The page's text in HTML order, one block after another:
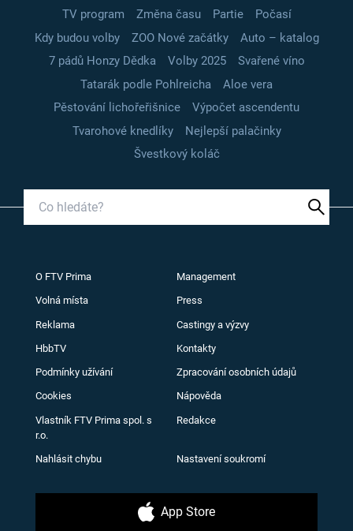
TV program
Změna času Partie
Počasí
Kdy budou volby
ZOO Nové začátky
Auto – katalog
7 pádů Honzy Dědka
Volby 2025
Svařené víno
Tatarák podle Pohlreicha
Aloe vera
Pěstování lichořeřišnice
Výpočet ascendentu
Tvarohové knedlíky
Nejlepší palačinky
Švestkový koláč
O FTV Prima Management
Volná místa Press
Reklama Castingy a výzvy
HbbTV Kontakty
Podmínky užívání Zpracování osobních údajů
Cookies Nápověda
Vlastník FTV Prima spol. s
r.o.
Redakce
Nahlásit chybu Nastavení soukromí
App Store